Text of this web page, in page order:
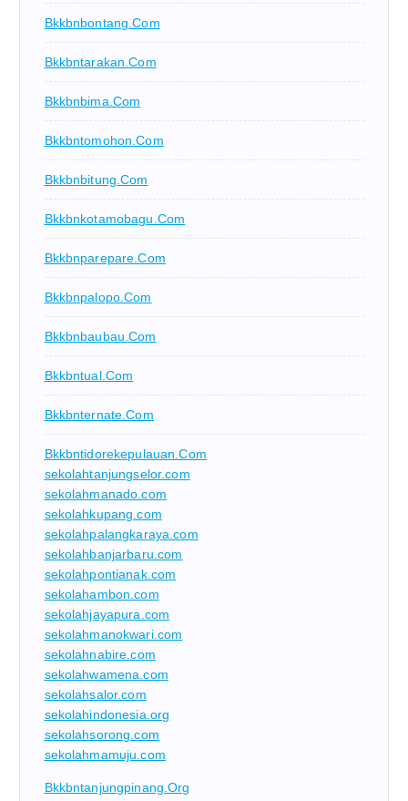
Bkkbnbontang.com
Bkkbntarakan.com
Bkkbnbima.com
Bkkbntomohon.com
Bkkbnbitung.com
Bkkbnkotamobagu.com
Bkkbnparepare.com
Bkkbnpalopo.com
Bkkbnbaubau.com
Bkkbntual.com
Bkkbnternate.com
Bkkbntidorekepulauan.com
sekolahtanjungselor.com
sekolahmanado.com
sekolahkupang.com
sekolahpalangkaraya.com
sekolahbanjarbaru.com
sekolahpontianak.com
sekolahambon.com
sekolahjayapura.com
sekolahmanokwari.com
sekolahnabire.com
sekolahwamena.com
sekolahsalor.com
sekolahindonesia.org
sekolahsorong.com
sekolahmamuju.com
Bkkbntanjungpinang.org